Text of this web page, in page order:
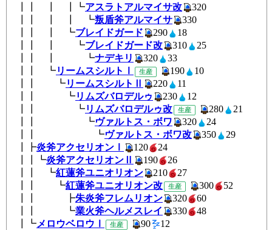
┃┃ ┃ ┃┗アスラトアルマイサ改
320
┃┃ ┃ ┃ ┗叛盾斧アルマイサ
330
┃┃ ┃ ┗ブレイドガード 290
18
┃┃ ┃ ┗ブレイドガード改 310
25
┃┃ ┃ ┗ナデキリ 320
33
┃┃ ┗リームスシルトⅠ 生産 190
┃┃ ┗リームスシルトⅡ 220
11
┃┃ ┗リムズバロデルゥ 230
12
┃┃ ┗リムズバロデルゥ改 生産 280
┃┃ ┗ヴァルトス・ボワ 320
24
┃┃ ┗ヴァルトス・ボワ改 350
┃┣炎斧アクセリオンⅠ 120
┃┃┗炎斧アクセリオンⅡ 190
┃┃ ┗紅蓮斧ユニオリオン 210
┃┃ ┗紅蓮斧ユニオリオン改 生産 300
┃┃ ┣朱炎斧フレムリオン 320
┃┃ ┗業火斧ヘルメスレイ 330
┃┗メロウベロウⅠ 生産 90